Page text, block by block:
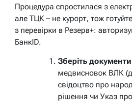
Процедура спростилася з
але ТЦК – не курорт, тож
з перевірки в Резерв+:
БанкID.
Зберіть
медвисновок ВЛК
свідоцтво про
рішення чи Указ